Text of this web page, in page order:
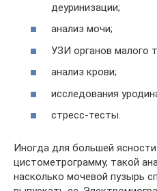
деуринизации;
анализ мочи;
УЗИ органов малого
анализ крови;
исследования
стресс-тесты.
Иногда для большей
цистометрограмму, такой
насколько мочевой пузырь